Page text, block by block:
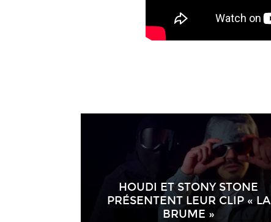
HOUDI ET STONY STONE
PRÉSENTENT LEUR CLIP « LA
BRUME »